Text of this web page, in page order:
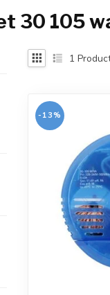
30 105
1
-13%